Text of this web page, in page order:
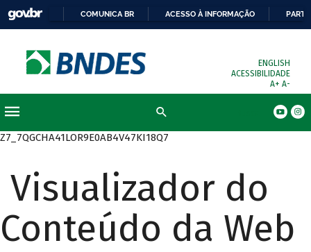
COMUNICA BR ACESSO À INFORMAÇÃO
ENGLISH
ACESSIBILIDADE
A+ A-
Z7_7QGCHA41LOR9E0AB4V47KI18Q7
Visualizador do
Conteúdo da Web